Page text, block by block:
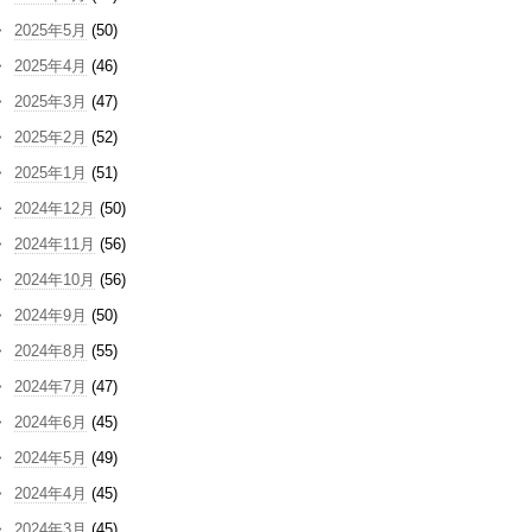
2025年5月 (50)
2025年4月 (46)
2025年3月 (47)
2025年2月 (52)
2025年1月 (51)
2024年12月 (50)
2024年11月 (56)
2024年10月 (56)
2024年9月 (50)
2024年8月 (55)
2024年7月 (47)
2024年6月 (45)
2024年5月 (49)
2024年4月 (45)